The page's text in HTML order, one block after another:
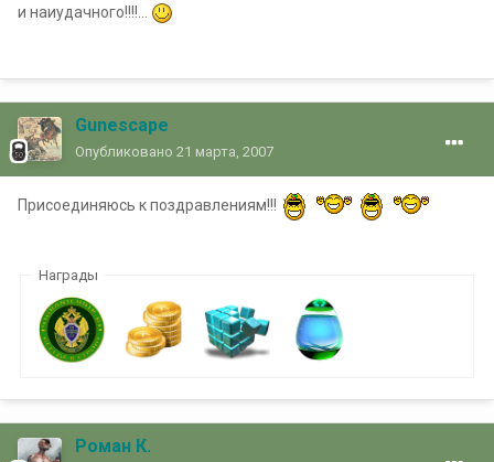
и наиудачного!!!!...
Gunescape
Опубликовано 21 марта, 2007
Присоединяюсь к поздравлениям!!!
Награды
Роман К.